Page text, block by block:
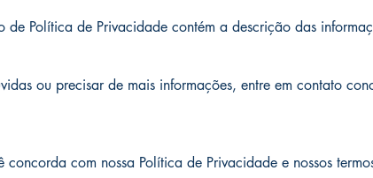
de Política de Privacidade contém a descrição das
ou precisar de mais informações, entre em contato
concorda com nossa Política de Privacidade e nossos